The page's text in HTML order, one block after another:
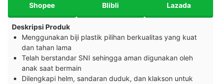
Shopee Blibli Lazada
Deskripsi Produk
Menggunakan biji plastik pilihan berkualitas yang kuat
dan tahan lama
Telah berstandar SNI sehingga aman digunakan oleh
anak saat bermain
Dilengkapi helm, sandaran duduk, dan klakson untuk